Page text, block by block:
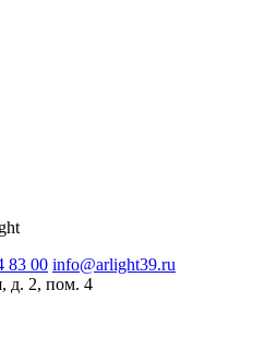
83 00 info@arlight39.ru
д. 2, пом. 4